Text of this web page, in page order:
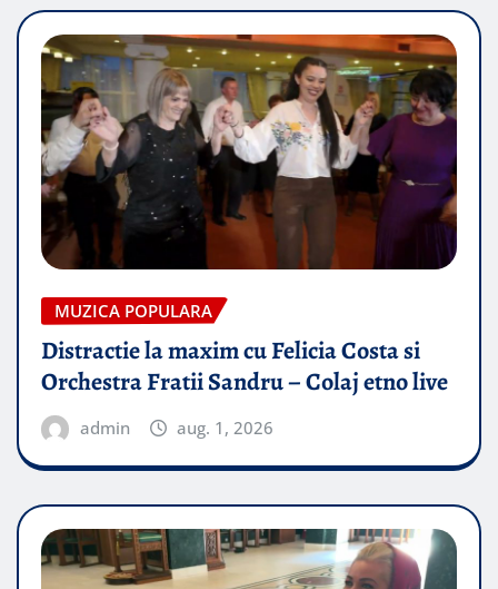
MUZICA POPULARA
Distractie la maxim cu Felicia Costa si
Orchestra Fratii Sandru – Colaj etno live
admin aug. 1, 2026